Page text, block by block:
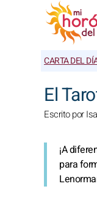
CARTA DEL
El
Escrito por
¡A
para